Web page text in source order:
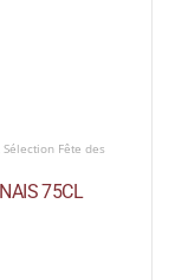
,Sélection Fête des
75CL